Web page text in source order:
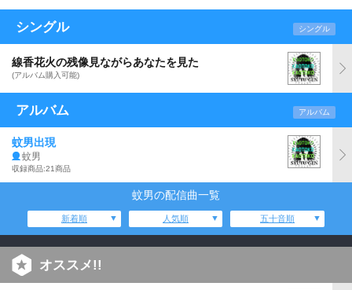
シングル シングル
線香花火の残像見ながらあなたを見た
(アルバム購入可能)
アルバム アルバム
蚊男出現
蚊男
収録商品:21商品
蚊男の配信曲一覧
新着順 人気順 五十音順
オススメ!!